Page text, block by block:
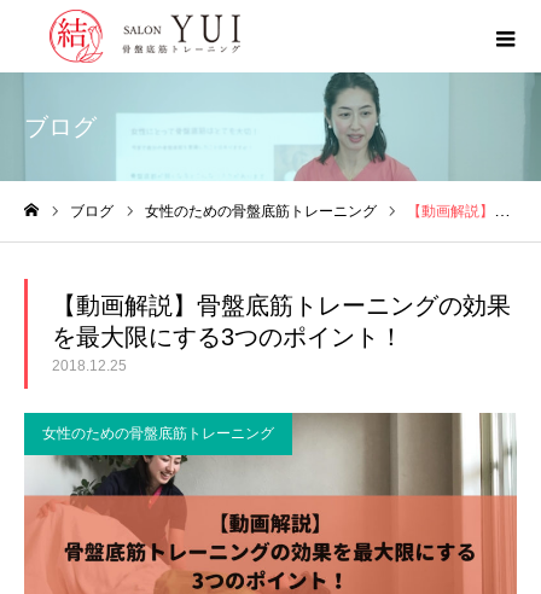
ブログ
ブログ 女性のための骨盤底筋トレーニング 【動画解説】骨盤底筋トレーニングの効果を最大限にする3つのポイント！
【動画解説】骨盤底筋トレーニングの効果
を最大限にする3つのポイント！
2018.12.25
女性のための骨盤底筋トレーニング